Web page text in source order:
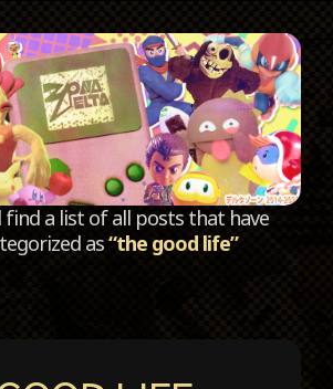
find a list of all posts that have
as“the good life”